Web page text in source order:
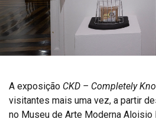
A exposição CKD – Completely
visitantes mais uma vez, a partir
no Museu de Arte Moderna Aloisio